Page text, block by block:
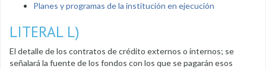
Planes y programas de la institución en ejecución
LITERAL L)
El detalle de los contratos de crédito externos o internos; se
señalará la fuente de los fondos con los que se pagarán esos